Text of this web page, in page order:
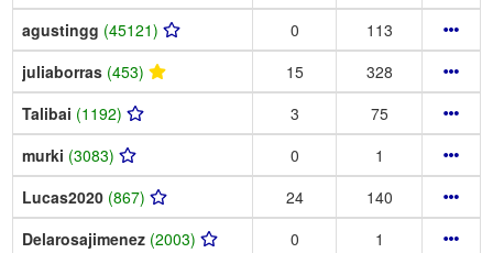
agustingg (45121) 0
113
juliaborras (453) 15
328
Talibai (1192) 3
75
murki (3083) 0
1
Lucas2020 (867) 24
140
Delarosajimenez (2003) 0
1